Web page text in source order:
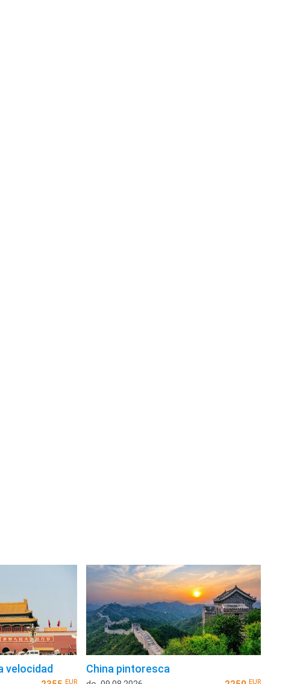
velocidad
EUR
China pintoresca
EUR